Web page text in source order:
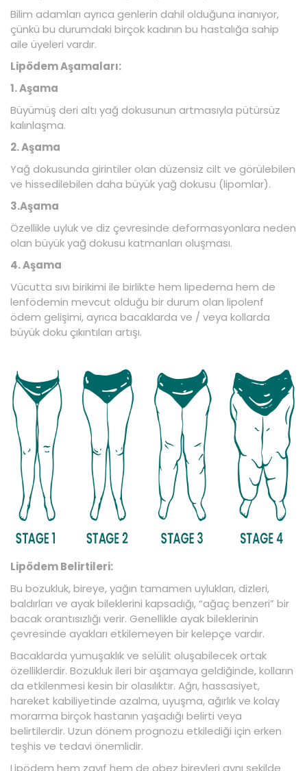
Bilim adamları ayrıca genlerin dahil olduğuna inanıyor,
çünkü bu durumdaki birçok kadının bu hastalığa sahip
aile üyeleri vardır.
Lipödem Aşamaları:
1. Aşama
Büyümüş deri altı yağ dokusunun artmasıyla pütürsüz
kalınlaşma.
2. Aşama
Yağ dokusunda girintiler olan düzensiz cilt ve görülebilen
ve hissedilebilen daha büyük yağ dokusu (lipomlar).
3.Aşama
Özellikle uyluk ve diz çevresinde deformasyonlara neden
olan büyük yağ dokusu katmanları oluşması.
4. Aşama
Vücutta sıvı birikimi ile birlikte hem lipedema hem de
lenfödemin mevcut olduğu bir durum olan lipolenf
ödem gelişimi, ayrıca bacaklarda ve / veya kollarda
büyük doku çıkıntıları artışı.
Lipödem Belirtileri:
Bu bozukluk, bireye, yağın tamamen uylukları, dizleri,
baldırları ve ayak bileklerini kapsadığı, “ağaç benzeri” bir
bacak orantısızlığı verir. Genellikle ayak bileklerinin
çevresinde ayakları etkilemeyen bir kelepçe vardır.
Bacaklarda yumuşaklık ve selülit oluşabilecek ortak
özelliklerdir. Bozukluk ileri bir aşamaya geldiğinde, kolların
da etkilenmesi kesin bir olasılıktır. Ağrı, hassasiyet,
hareket kabiliyetinde azalma, uyuşma, ağırlık ve kolay
morarma birçok hastanın yaşadığı belirti veya
belirtilerdir. Uzun dönem prognozu etkilediği için erken
teşhis ve tedavi önemlidir.
Lipödem hem zayıf hem de obez bireyleri aynı şekilde